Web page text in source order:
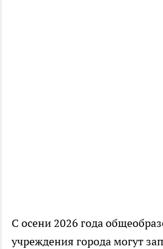
С осени 2026 года
учреждения города могут